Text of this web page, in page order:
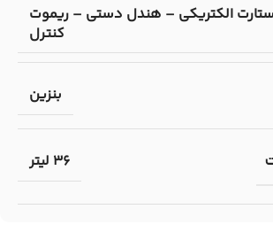
الکتریکی – هندل دستی – ریموت
کنترل
بنزین
36 لیتر